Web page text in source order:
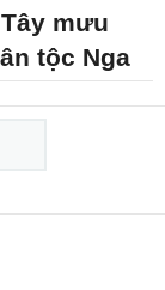
mưu
tộc Nga